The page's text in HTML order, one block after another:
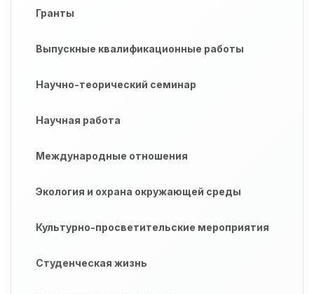
Гранты
Выпускные квалификационные работы
Научно-теорический семинар
Научная работа
Международные отношения
Экология и охрана окружающей среды
Культурно-просветительские мероприятия
Студенческая жизнь